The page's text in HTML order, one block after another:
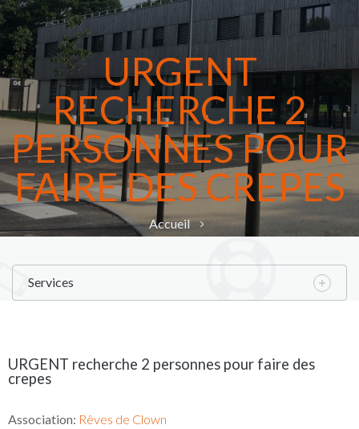
URGENT
RECHERCHE 2
PERSONNES POUR
FAIRE DES CREPES
Accueil
URGENT recherche 2 personnes pour faire des crepes
Services
URGENT recherche 2 personnes pour faire des
crepes
Association: Rêves de Clown